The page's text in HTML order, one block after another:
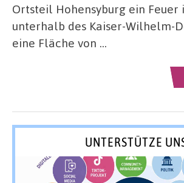
Ortsteil Hohensyburg ein
unterhalb des Kaiser-Wilhelm-
eine Fläche von …
UNTERSTÜTZE